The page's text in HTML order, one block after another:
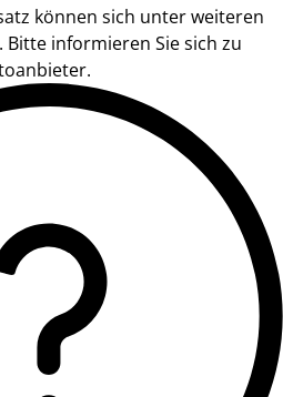
können sich unter weiteren
informieren Sie sich zu